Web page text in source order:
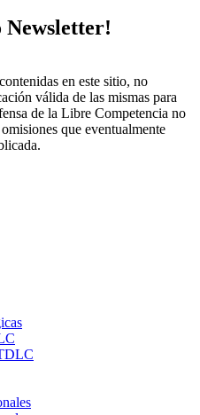
Newsletter!
en este sitio, no
válida de las mismas para
de la Libre Competencia no
que eventualmente